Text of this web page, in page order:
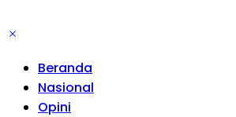
Beranda
Nasional
Opini